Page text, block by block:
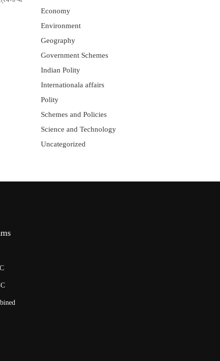
Economy
Environment
Geography
Government Schemes
Indian Polity
Internationala affairs
Polity
Schemes and Policies
Science and Technology
Uncategorized